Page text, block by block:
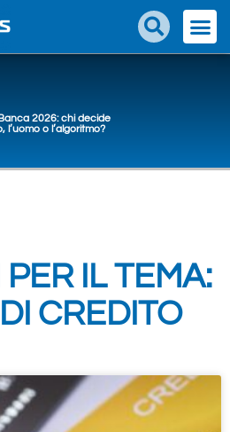
2026: chi decide
l’uomo o l’algoritmo?
IL TEMA:
CREDITO